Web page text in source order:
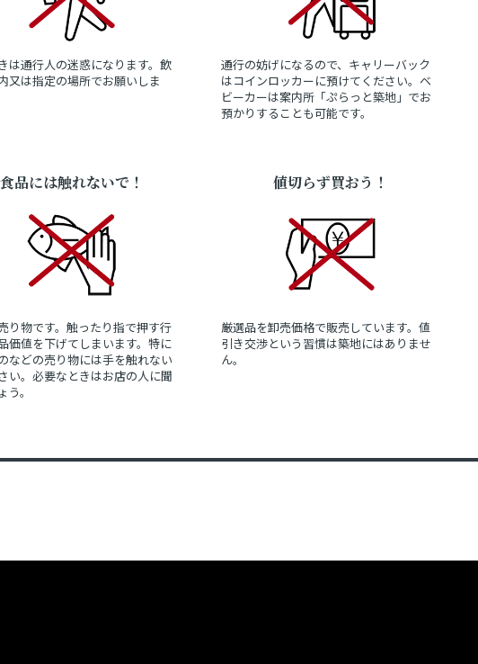
は通行人の迷惑になります。飲
又は指定の場所でお願いしま
通行の妨げになるので、キャリーバック
はコインロッカーに預けてください。ベ
ビーカーは案内所「ぷらっと築地」でお
預かりすることも可能です。
食品には触れないで！
り物です。触ったり指で押す行
価値を下げてしまいます。特に
などの売り物には手を触れない
い。必要なときはお店の人に聞
。
値切らず買おう！
厳選品を卸売価格で販売しています。値
引き交渉という習慣は築地にはありませ
ん。